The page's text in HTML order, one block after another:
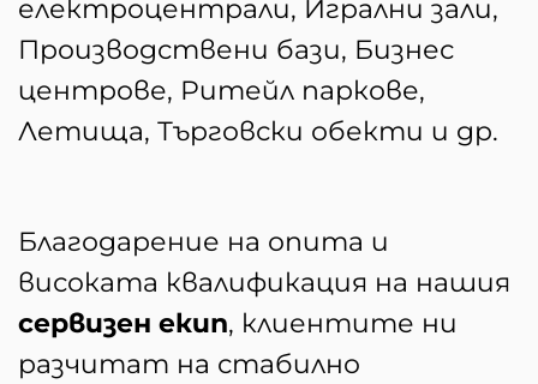
електроцентрали, Игрални зали,
Производствени бази, Бизнес
центрове, Ритейл паркове,
Летища, Търговски обекти и др.
Благодарение на опита и
високата квалификация на нашия
сервизен екип, клиентите ни
разчитат на стабилно